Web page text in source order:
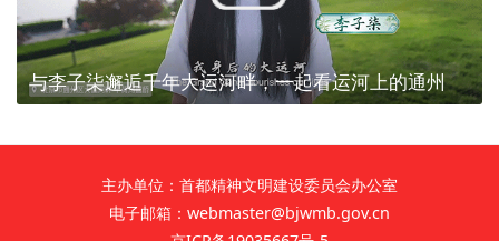
与李子柒邂逅千年大运河畔，一起看运河上的通州
主办单位：首都精神文明建设委员会办公室
电子邮箱：webmaster@bjwmb.gov.cn